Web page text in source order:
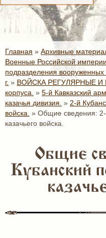
Главная » Архивные
Военные Российской империи.
подразделения
г. » ВОЙСКА РЕГУЛЯРНЫЕ И
корпуса. » 5-й Кавказский
казачья дивизия. » 2-й
войска. » Общие сведения: 2-
казачьего войска.
Общие
Кубанский